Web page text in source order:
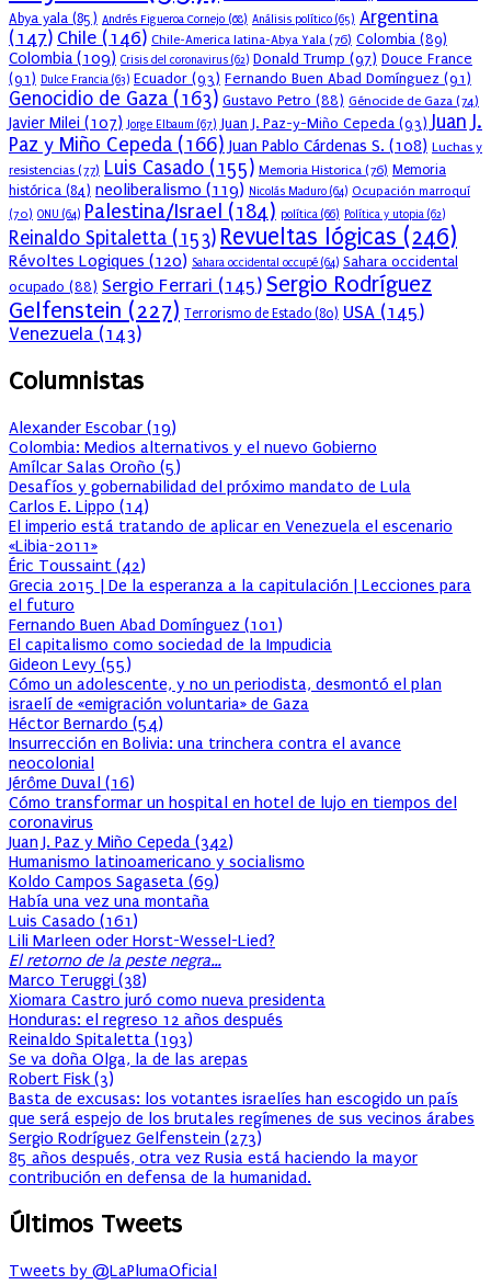
Abya yala (85) Andrés Figueroa Cornejo (68) Análisis político (65) Argentina
(147) Chile (146) Chile-America latina-Abya Yala (76) Colombia (89)
Colombia(109) Crisis del coronavirus (62) Donald Trump (97) Douce France
(91) Dulce Francia (63) Ecuador (93) Fernando Buen Abad Domínguez (91)
Genocidio de Gaza (163) Gustavo Petro (88) Génocide de Gaza (74)
Javier Milei (107) Jorge Elbaum (67) Juan J. Paz-y-Miño Cepeda (93) Juan J.
Paz y Miño Cepeda (166) Juan Pablo Cárdenas S. (108) Luchas y
resistencias (77) Luis Casado (155) Memoria Historica (76) Memoria
histórica (84) neoliberalismo (119) Nicolás Maduro (64) Ocupación marroquí
(70) ONU (64) Palestina/Israel (184) política (66) Política y utopia (62)
Reinaldo Spitaletta (153) Revueltas lógicas (246)
Révoltes Logiques (120) Sahara occidental occupé (64) Sahara occidental
ocupado (88) Sergio Ferrari (145) Sergio Rodríguez
Gelfenstein (227) Terrorismo de Estado (80) USA (145)
Venezuela (143)
Columnistas
Alexander Escobar (19)
Colombia: Medios alternativos y el nuevo Gobierno
Amílcar Salas Oroño (5)
Desafíos y gobernabilidad del próximo mandato de Lula
Carlos E. Lippo (14)
El imperio está tratando de aplicar en Venezuela el escenario
«Libia-2011»
Éric Toussaint (42)
Grecia 2015 | De la esperanza a la capitulación | Lecciones para
el futuro
Fernando Buen Abad Domínguez (101)
El capitalismo como sociedad de la Impudicia
Gideon Levy (55)
Cómo un adolescente, y no un periodista, desmontó el plan
israelí de «emigración voluntaria» de Gaza
Héctor Bernardo (54)
Insurrección en Bolivia: una trinchera contra el avance
neocolonial
Jérôme Duval (16)
Cómo transformar un hospital en hotel de lujo en tiempos del
coronavirus
Juan J. Paz y Miño Cepeda (342)
Humanismo latinoamericano y socialismo
Koldo Campos Sagaseta (69)
Había una vez una montaña
Luis Casado (161)
Lili Marleen oder Horst-Wessel-Lied?
El retorno de la peste negra…
Marco Teruggi (38)
Xiomara Castro juró como nueva presidenta
Honduras: el regreso 12 años después
Reinaldo Spitaletta (193)
Se va doña Olga, la de las arepas
Robert Fisk (3)
Basta de excusas: los votantes israelíes han escogido un país
que será espejo de los brutales regímenes de sus vecinos árabes
Sergio Rodríguez Gelfenstein (273)
85 años después, otra vez Rusia está haciendo la mayor
contribución en defensa de la humanidad.
Últimos Tweets
Tweets by @LaPlumaOficial